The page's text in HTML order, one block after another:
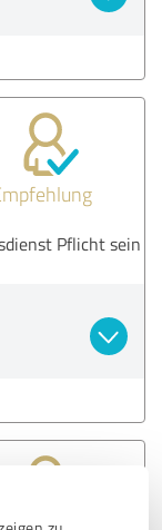
Pflicht sein